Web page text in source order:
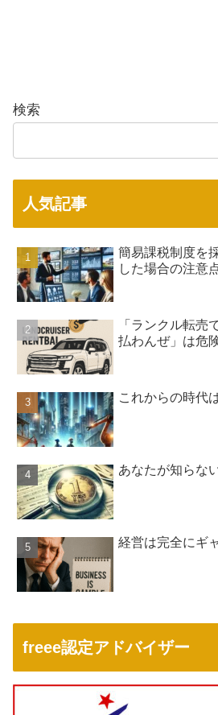
検索
人気記事
簡易課税制度を
した場合の注意
「ランクル転売
払わんぜ」は危
これからの時代
あなたが知らな
経営は完全にギ
freee認定アドバイザー